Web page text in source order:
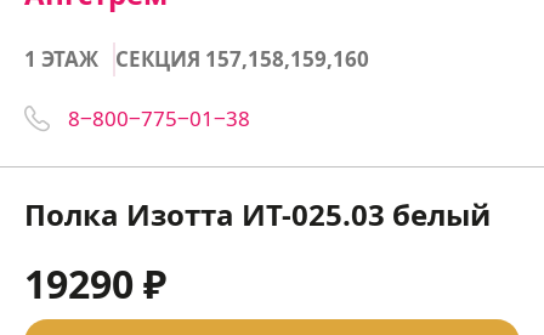
1 ЭТАЖ СЕКЦИЯ 157,158,159,160
8‒800‒775‒01‒38
Полка Изотта ИТ-025.03 белый
19290 ₽